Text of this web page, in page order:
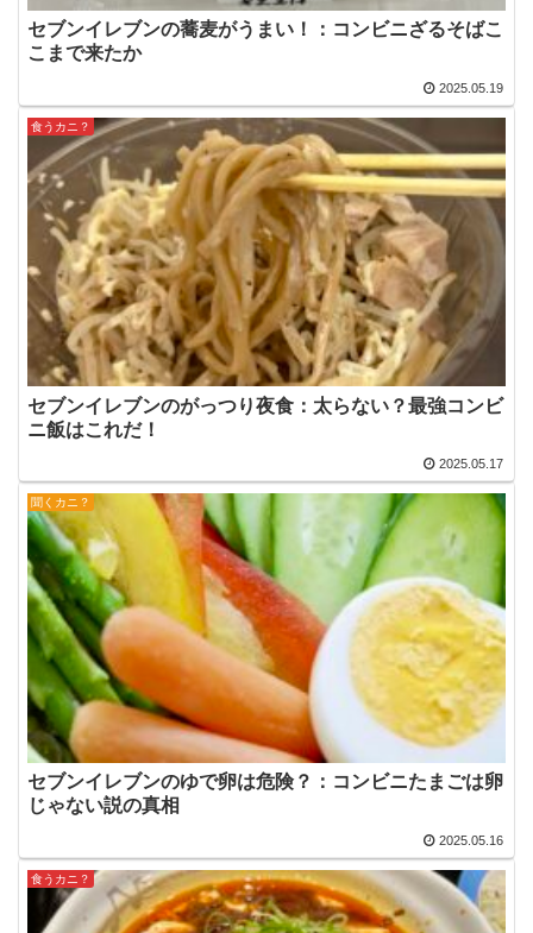
セブンイレブンの蕎麦がうまい！：コンビニざるそばこ
こまで来たか
2025.05.19
食うカニ？
セブンイレブンのがっつり夜食：太らない？最強コンビ
ニ飯はこれだ！
2025.05.17
聞くカニ？
セブンイレブンのゆで卵は危険？：コンビニたまごは卵
じゃない説の真相
2025.05.16
食うカニ？